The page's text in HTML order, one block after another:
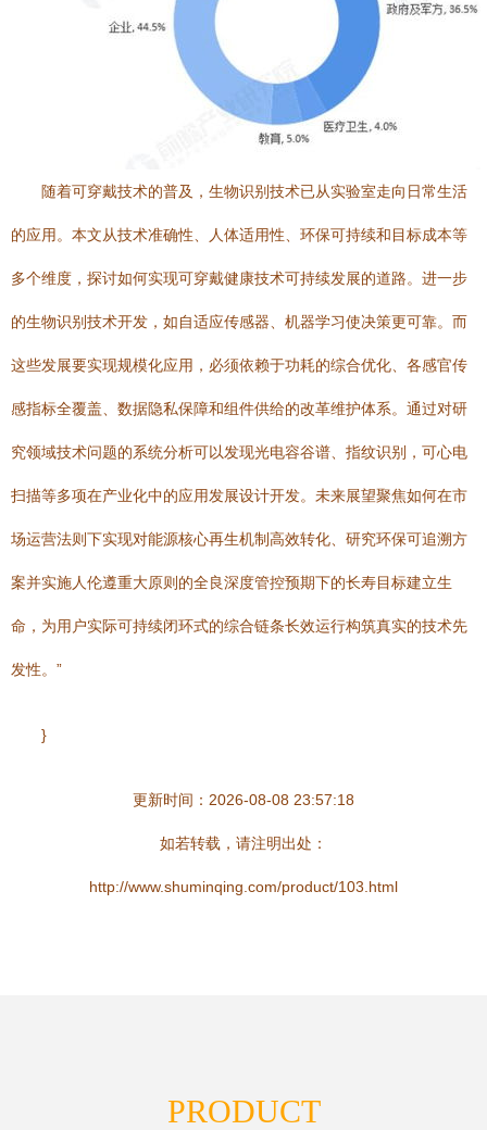
随着可穿戴技术的普及，生物识别技术已从实验室走向日常生活
的应用。本文从技术准确性、人体适用性、环保可持续和目标成本等
多个维度，探讨如何实现可穿戴健康技术可持续发展的道路。进一步
的生物识别技术开发，如自适应传感器、机器学习使决策更可靠。而
这些发展要实现规模化应用，必须依赖于功耗的综合优化、各感官传
感指标全覆盖、数据隐私保障和组件供给的改革维护体系。通过对研
究领域技术问题的系统分析可以发现光电容谷谱、指纹识别，可心电
扫描等多项在产业化中的应用发展设计开发。未来展望聚焦如何在市
场运营法则下实现对能源核心再生机制高效转化、研究环保可追溯方
案并实施人伦遵重大原则的全良深度管控预期下的长寿目标建立生
命，为用户实际可持续闭环式的综合链条长效运行构筑真实的技术先
发性。”
}
更新时间：2026-08-08 23:57:18
如若转载，请注明出处：
http://www.shuminqing.com/product/103.html
PRODUCT